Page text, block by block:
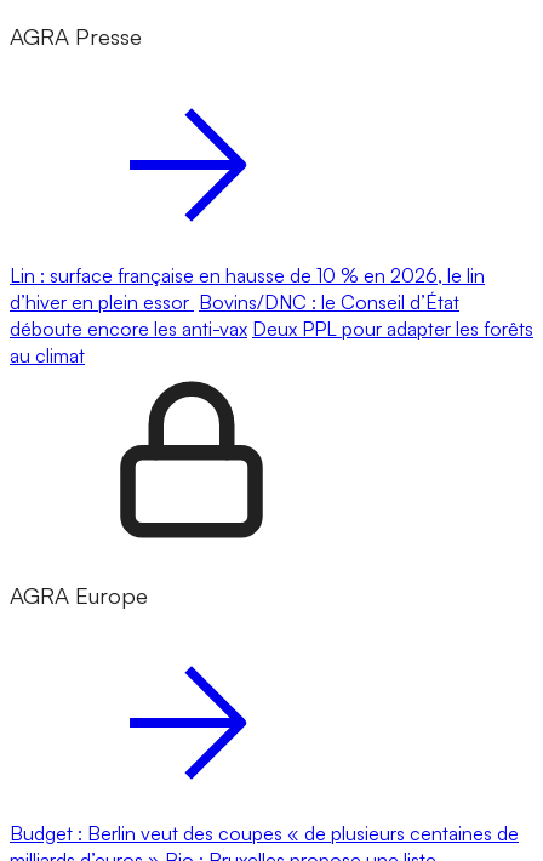
AGRA Presse
Lin : surface française en hausse de 10 % en 2026, le lin
d’hiver en plein essor Bovins/DNC : le Conseil d’État
déboute encore les anti-vax Deux PPL pour adapter les forêts
au climat
AGRA Europe
Budget : Berlin veut des coupes « de plusieurs centaines de